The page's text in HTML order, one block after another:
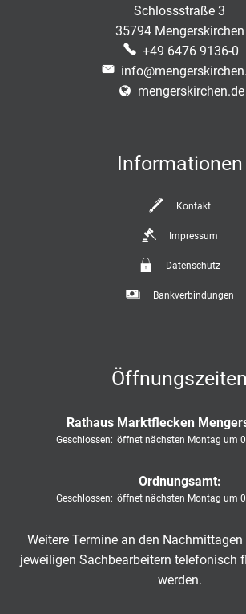
Schlossstraße 3
35794 Mengerskirchen
+49 6476 9136-0
mengerskirchen.de
Informationen
Kontakt
Impressum
Datenschutz
Bankverbindungen
Öffnungszeiten
Rathaus Marktflecken
Klicken, um weitere Öffnungs- oder
Geschlossen: öffnet nächsten Montag um
Ordnungsamt:
Klicken, um weitere Öffnungs- oder
Geschlossen: öffnet nächsten Montag um
Weitere Termine an den
jeweiligen Sachbearbeitern telefonisch
werden.